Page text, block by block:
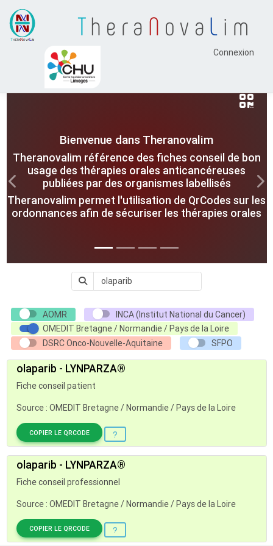
Thera N ova L im
Connexion
Bienvenue dans Theranovalim
Theranovalim référence des fiches conseil de bon
usage des thérapies orales anticancéreuses
publiées par des organismes labellisés
Theranovalim permet l'utilisation de QrCodes sur les
ordonnances afin de sécuriser les thérapies orales
Previous
AOMR
INCA (Institut National du Cancer)
OMEDIT Bretagne / Normandie / Pays de la Loire
DSRC Onco-Nouvelle-Aquitaine
SFPO
olaparib - LYNPARZA®
Fiche conseil patient
Source : OMEDIT Bretagne / Normandie / Pays de la Loire
COPIER LE QRCODE
olaparib - LYNPARZA®
Fiche conseil professionnel
Source : OMEDIT Bretagne / Normandie / Pays de la Loire
COPIER LE QRCODE